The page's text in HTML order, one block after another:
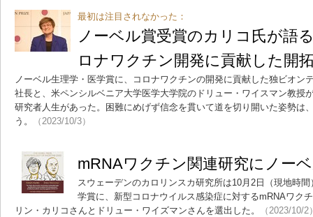
最初は注目されなかった：
ノーベル賞受賞のカリコ氏が語
ロナワクチン開発に貢献した開
ノーベル生理学・医学賞に、コロナワクチンの開発に貢献した独ビオン
社長と、米ペンシルベニア大学医学大学院のドリュー・ワイスマン教授
研究者人生があった。困難にめげず信念を貫いて道を切り開いた姿勢は
う。
（2023/10/3）
mRNAワクチン関連研究にノー
スウェーデンのカロリンスカ研究所は10月2日（現地時
学賞に、新型コロナウイルス感染症に対するmRNAワク
リン・カリコさんとドリュー・ワイズマンさんを選出した。
（2023/10/2